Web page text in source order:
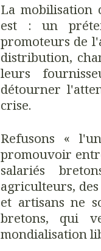
La mobilisation
est : un
promoteurs de
distribution,
leurs
détourner
crise.
Refusons «
promouvoir
salariés
agriculteurs,
et artisans ne
bretons, qui
mondialisation